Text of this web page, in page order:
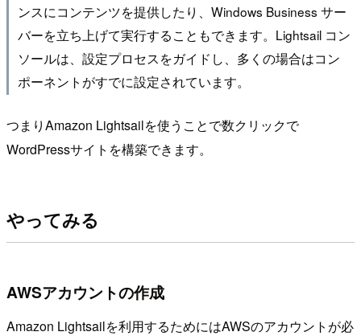
ンスにコンテンツを提供したり、Windows Business サー
バーを立ち上げて実行することもできます。Lightsail コン
ソールは、設定プロセスをガイドし、多くの場合はコン
ポーネントがすでに設定されています。
つまりAmazon Lightsailを使うことで数クリックで
WordPressサイトを構築できます。
やってみる
AWSアカウントの作成
Amazon Lightsailを利用するためにはAWSのアカウントが必